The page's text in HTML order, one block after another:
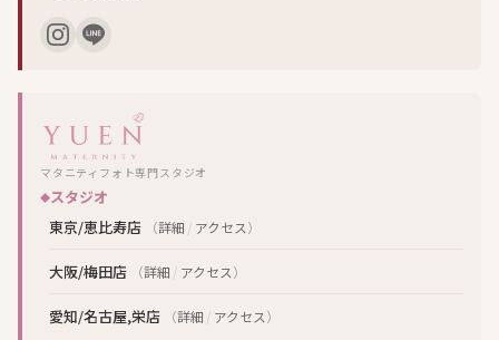
マタニティフォト専門スタジオ
スタジオ
東京/恵比寿店
（詳細 / アクセス）
大阪/梅田店 （詳細 / アクセス）
愛知/名古屋,栄店 （詳細 / アクセス）